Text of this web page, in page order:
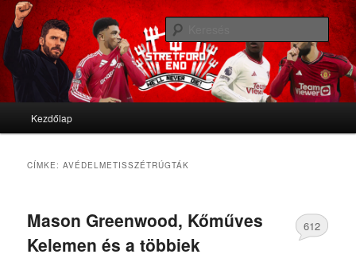
Stretford End
We'll never die
Tovább az elsődleges tartalomra
Tovább a másodlagos tartalomra
Kezdőlap
CÍMKE:AVÉDELMETISSZÉTRÚGTÁK
Mason Greenwood, Kőműves
Kelemen és a többiek
612